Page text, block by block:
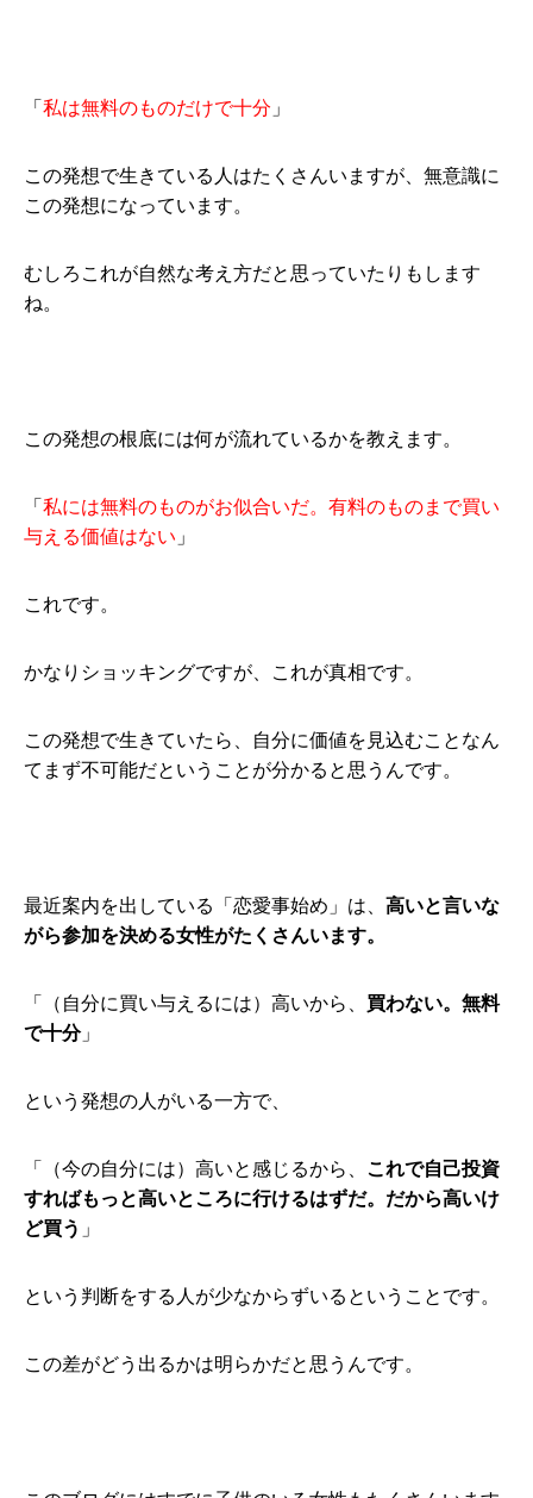
「 私は無料のものだけで十分 」
この発想で生きている人はたくさんいますが、無意識に
この発想になっています。
むしろこれが自然な考え方だと思っていたりもします
ね。
この発想の根底には何が流れているかを教えます。
「 私には無料のものがお似合いだ。有料のものまで買い
与える価値はない 」
これです。
かなりショッキングですが、これが真相です。
この発想で生きていたら、自分に価値を見込むことなん
てまず不可能だということが分かると思うんです。
最近案内を出している「恋愛事始め」は、 高いと言いな
がら参加を決める女性がたくさんいます。
「（自分に買い与えるには）高いから、 買わない。無料
で十分」
という発想の人がいる一方で、
「（今の自分には）高いと感じるから、 これで自己投資
すればもっと高いところに行けるはずだ。だから高いけ
ど買う 」
という判断をする人が少なからずいるということです。
この差がどう出るかは明らかだと思うんです。